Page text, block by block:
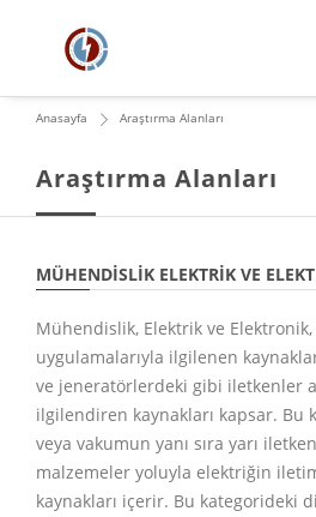
Araştırma Alanları
Anasayfa Araştırma Alanları
MÜHENDISLIK ELEKTRIK VE
Mühendislik, Elektrik ve
uygulamalarıyla ilgilenen
ve jeneratörlerdeki gibi iletkenler
ilgilendiren kaynakları kapsar. Bu
veya vakumun yanı sıra yarı
malzemeler yoluyla elektriğin
kaynakları içerir. Bu kategorideki